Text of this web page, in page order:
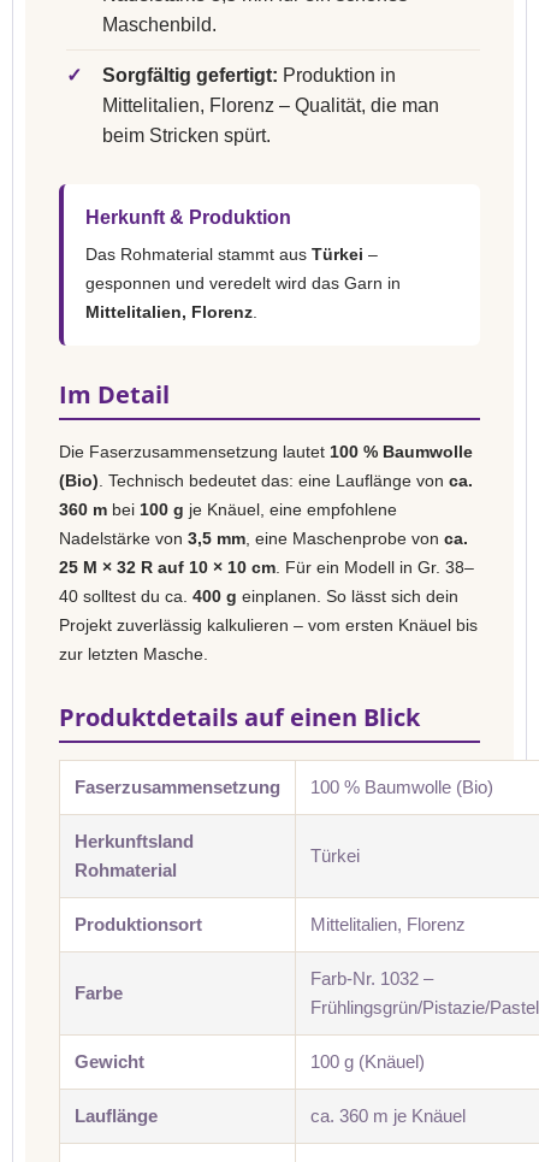
Maschenbild.
✓ Sorgfältig gefertigt: Produktion in
Mittelitalien, Florenz – Qualität, die man
beim Stricken spürt.
Herkunft & Produktion
Das Rohmaterial stammt aus Türkei –
gesponnen und veredelt wird das Garn in
Mittelitalien, Florenz
Im Detail
Die Faserzusammensetzung lautet 100 % Baumwolle
(Bio) . Technisch bedeutet das: eine Lauflänge von ca.
360 m bei 100 g je Knäuel, eine empfohlene
Nadelstärke von 3,5 mm , eine Maschenprobe von ca.
25 M × 32 R auf 10 × 10 cm . Für ein Modell in Gr. 38–
40 solltest du ca. 400 g einplanen. So lässt sich dein
Projekt zuverlässig kalkulieren – vom ersten Knäuel bis
zur letzten Masche.
Produktdetails auf einen Blick
Faserzusammensetzung 100 % Baumwolle (Bio)
Herkunftsland
Rohmaterial
Türkei
Produktionsort Mittelitalien, Florenz
Farbe
Farb-Nr. 1032 –
Frühlingsgrün/Pistazie/
Gewicht 100 g (Knäuel)
Lauflänge ca. 360 m je Knäuel